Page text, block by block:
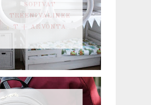
SOPIVAT
TREENIVÄLINEE
T + ARVONTA